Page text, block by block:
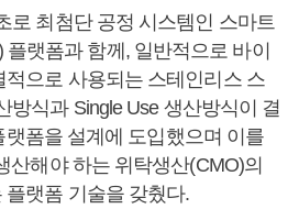
로 최첨단 공정 시스템인 스마트
플랫폼과 함께, 일반적으로 바이
으로 사용되는 스테인리스 스
방식과 Single Use 생산방식이 결
랫폼을 설계에 도입했으며 이를
산해야 하는 위탁생산(CMO)의
랫폼 기술을 갖췄다.